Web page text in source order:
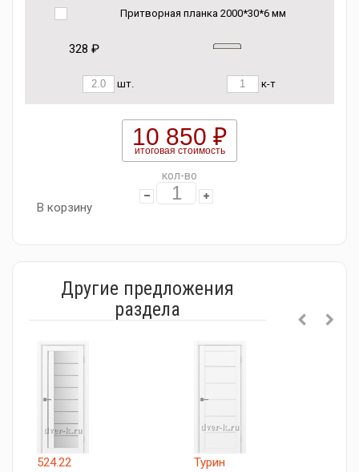
Притворная планка 2000*30*6 мм
328 ₽
шт. к-т
10 850 ₽
итоговая стоимость
кол-во
В корзину
Другие предложения
раздела
524.22
Турин